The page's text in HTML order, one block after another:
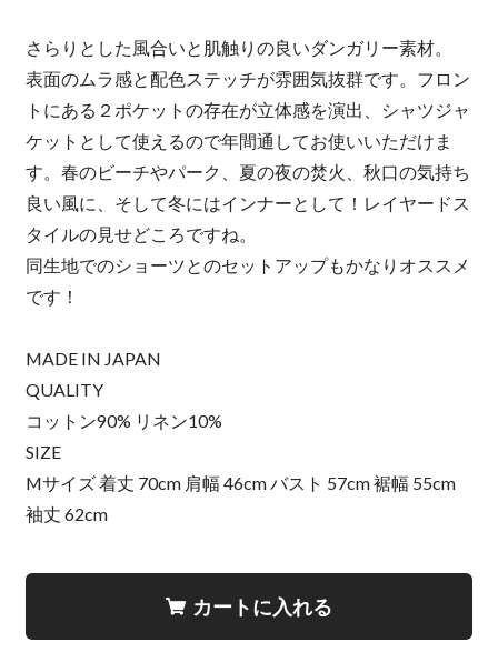
さらりとした風合いと肌触りの良いダンガリー素材。
表面のムラ感と配色ステッチが雰囲気抜群です。フロン
トにある２ポケットの存在が立体感を演出、シャツジャ
ケットとして使えるので年間通してお使いいただけま
す。春のビーチやパーク、夏の夜の焚火、秋口の気持ち
良い風に、そして冬にはインナーとして！レイヤードス
タイルの見せどころですね。
同生地でのショーツとのセットアップもかなりオススメ
です！
MADE IN JAPAN
QUALITY
コットン90% リネン10%
SIZE
Mサイズ 着丈 70cm 肩幅 46cm バスト 57cm 裾幅 55cm
袖丈 62cm
カートに入れる